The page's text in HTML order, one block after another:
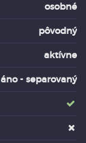
osobné
pôvodný
aktívne
áno - separovaný